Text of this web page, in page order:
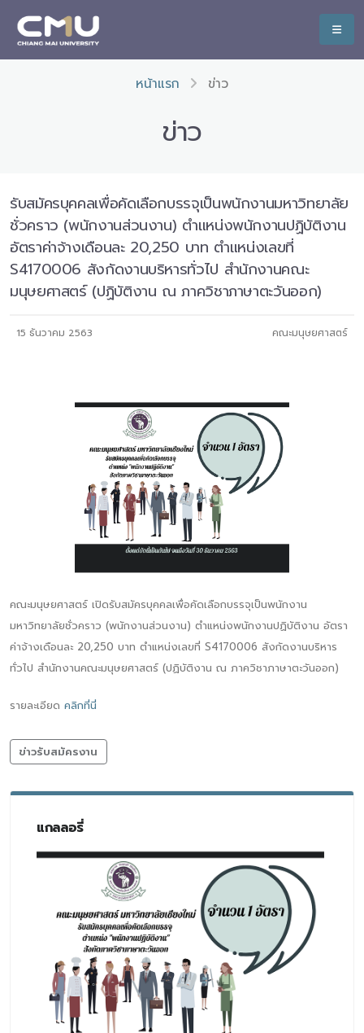
หน้าแรก ข่าว
ข่าว
รับสมัครบุคคลเพื่อคัดเลือกบรรจุเป็นพนักงานมหาวิทยาลัย
ชั่วคราว (พนักงานส่วนงาน) ตำแหน่งพนักงานปฏิบัติงาน
อัตราค่าจ้างเดือนละ 20,250 บาท ตำแหน่งเลขที่
S4170006 สังกัดงานบริหารทั่วไป สำนักงานคณะ
มนุษยศาสตร์ (ปฏิบัติงาน ณ ภาควิชาภาษาตะวันออก)
15 ธันวาคม 2563 คณะมนุษยศาสตร์
คณะมนุษยศาสตร์ เปิดรับสมัครบุคคลเพื่อคัดเลือกบรรจุเป็นพนักงาน
มหาวิทยาลัยชั่วคราว (พนักงานส่วนงาน) ตำแหน่งพนักงานปฏิบัติงาน อัตรา
ค่าจ้างเดือนละ 20,250 บาท ตำแหน่งเลขที่ S4170006 สังกัดงานบริหาร
ทั่วไป สำนักงานคณะมนุษยศาสตร์ (ปฏิบัติงาน ณ ภาควิชาภาษาตะวันออก)
รายละเอียด คลิกที่นี่
ข่าวรับสมัครงาน
แกลลอรี่